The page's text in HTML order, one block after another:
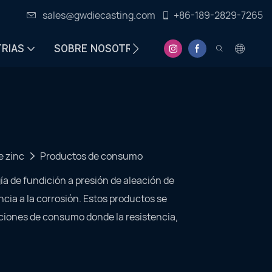
sales@gwdiecasting.com +86-189-2829-7265
SOBRE NOSOTROS CENTRO DE
zinc
Productos de consumo
de fundición a presión de aleación de
a la corrosión. Estos productos se
de consumo donde la resistencia,